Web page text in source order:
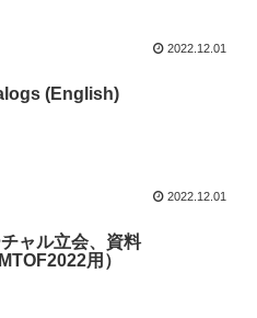
2022.12.01
(English)
2022.12.01
ャル立会、資料
用）